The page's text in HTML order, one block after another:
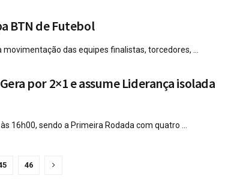
BTN de Futebol
movimentação das equipes finalistas, torcedores, ...
por 2×1 e assume Liderança isolada
16h00, sendo a Primeira Rodada com quatro ...
46